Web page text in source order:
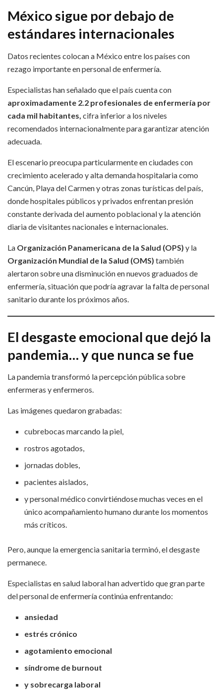
México sigue por debajo de
estándares internacionales
Datos recientes colocan a México entre los países con
rezago importante en personal de enfermería.
Especialistas han señalado que el país cuenta con
aproximadamente 2.2 profesionales de enfermería por
cada mil habitantes, cifra inferior a los niveles
recomendados internacionalmente para garantizar atención
adecuada.
El escenario preocupa particularmente en ciudades con
crecimiento acelerado y alta demanda hospitalaria como
Cancún, Playa del Carmen y otras zonas turísticas del país,
donde hospitales públicos y privados enfrentan presión
constante derivada del aumento poblacional y la atención
diaria de visitantes nacionales e internacionales.
La Organización Panamericana de la Salud (OPS) y la
Organización Mundial de la Salud (OMS) también
alertaron sobre una disminución en nuevos graduados de
enfermería, situación que podría agravar la falta de personal
sanitario durante los próximos años.
El desgaste emocional que dejó la
pandemia… y que nunca se fue
La pandemia transformó la percepción pública sobre
enfermeras y enfermeros.
Las imágenes quedaron grabadas:
cubrebocas marcando la piel,
rostros agotados,
jornadas dobles,
pacientes aislados,
y personal médico convirtiéndose muchas veces en el
único acompañamiento humano durante los momentos
más críticos.
Pero, aunque la emergencia sanitaria terminó, el desgaste
permanece.
Especialistas en salud laboral han advertido que gran parte
del personal de enfermería continúa enfrentando:
ansiedad
estrés crónico
agotamiento emocional
síndrome de burnout
y sobrecarga laboral